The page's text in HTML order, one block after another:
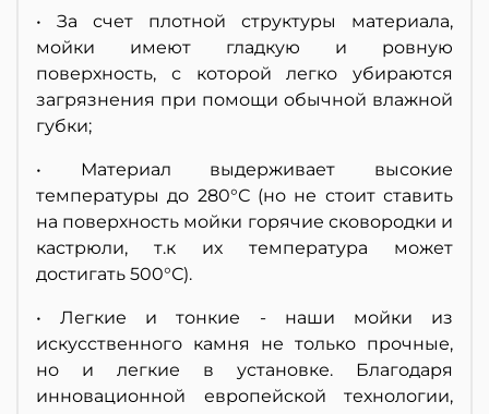
• За счет плотной структуры материала,
мойки имеют гладкую и ровную
поверхность, с которой легко убираются
загрязнения при помощи обычной влажной
губки;
• Материал выдерживает высокие
температуры до 280°С (но не стоит ставить
на поверхность мойки горячие сковородки и
кастрюли, т.к их температура может
достигать 500°С).
• Легкие и тонкие - наши мойки из
искусственного камня не только прочные,
но и легкие в установке. Благодаря
инновационной европейской технологии,